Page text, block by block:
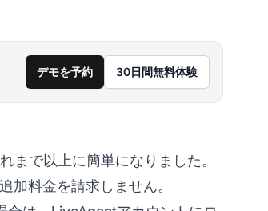
デモを予約 30日間無料体験
まで以上に簡単になりました。
加料金を請求しません。